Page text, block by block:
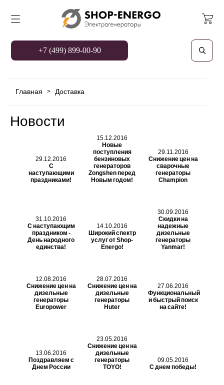
+7 (499) 899-00-90
Главная > Доставка
Новости
29.12.2016
С
наступающими
праздниками!
15.12.2016
Новые
поступления
бензиновых
генераторов
Zongshen перед
Новым годом!
29.11.2016
Снижение цен на
сварочные
генераторы
Champion
31.10.2016
С наступающим
праздником -
День народного
единства!
14.10.2016
Широкий спектр
услуг от Shop-
Energo!
30.09.2016
Скидки на
надежные
дизельные
генераторы
Yanmar!
12.08.2016
Снижение цен на
дизельные
генераторы
Europower
28.07.2016
Снижение цен на
дизельные
генераторы
Huter
27.06.2016
Функциональный
и быстрый поиск
на сайте!
13.06.2016
Поздравляем с
Днем России
23.05.2016
Снижение цен на
дизельные
генераторы
TOYO!
09.05.2016
С днем победы!